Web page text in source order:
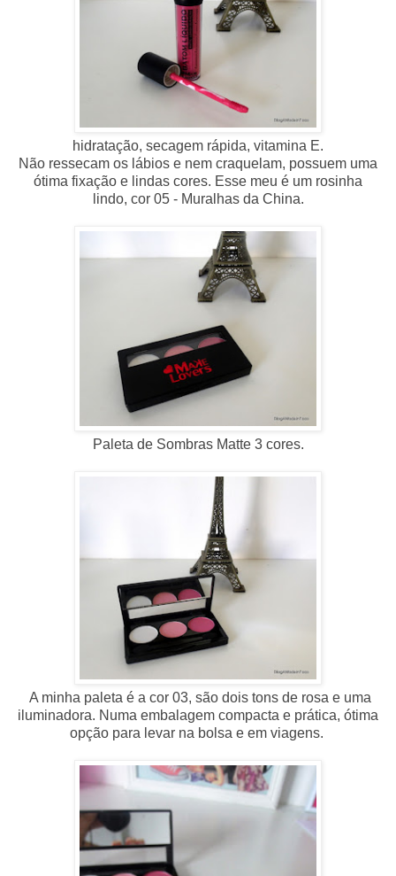
hidratação, secagem rápida, vitamina E.
Não ressecam os lábios e nem craquelam, possuem uma
ótima fixação e lindas cores. Esse meu é um rosinha
lindo, cor 05 -Muralhas da China.
Paleta de Sombras Matte 3 cores.
A minha paleta é a cor 03, são dois tons de rosa e uma
iluminadora. Numa embalagem compacta e prática, ótima
opção para levar na bolsa e em viagens.